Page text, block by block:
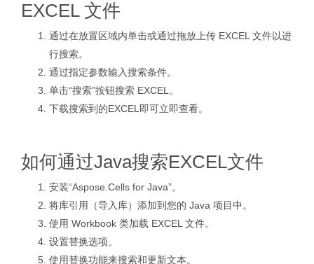
EXCEL 文件
通过在放置区域内单击或通过拖放上传 EXCEL 文件以进
行搜索。
通过指定参数输入搜索条件。
单击“搜索”按钮搜索 EXCEL。
下载搜索到的EXCEL即可立即查看。
如何通过Java搜索EXCEL文件
安装“Aspose.Cells for Java”。
将库引用（导入库）添加到您的 Java 项目中。
使用 Workbook 类加载 EXCEL 文件。
设置替换选项。
使用替换功能来搜索和更新文本。